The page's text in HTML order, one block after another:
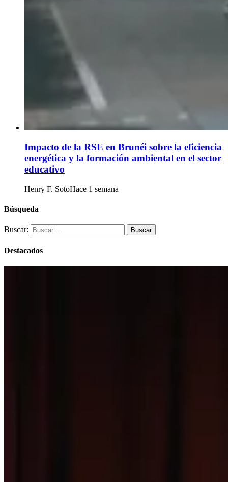
Impacto de la RSE en Brunéi sobre la eficiencia
energética y la formación ambiental en el sector
educativo
Henry F. SotoHace 1 semana
Búsqueda
Buscar:
Destacados